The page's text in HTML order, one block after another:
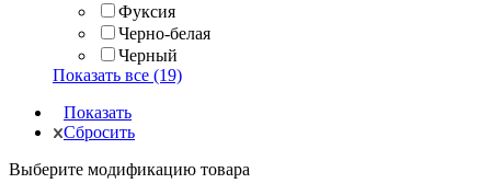
Фуксия
Черно-белая
Черный
Показать все (19)
Показать
Сбросить
Выберите модификацию товара